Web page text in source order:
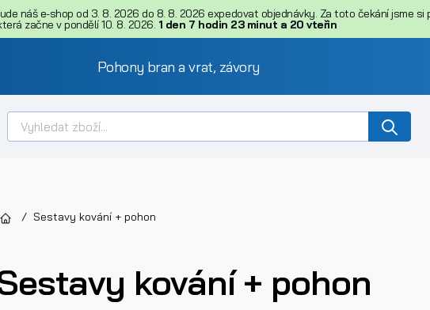
náš e-shop od 3. 8. 2026 do 8. 8. 2026 expedovat objednávky. Za toto čekání jsme si
začne v pondělí 10. 8. 2026. 1 den 7 hodin 23 minut a 20 vteřin
Pohony bran a vrat, závory
Sestavy kování + pohon
kování + pohon